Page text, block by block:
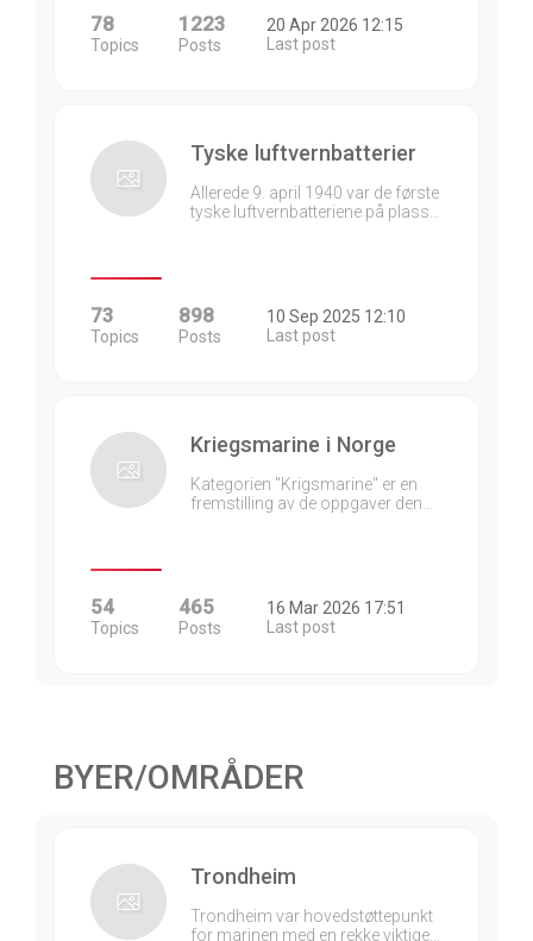
78
Topics
1223
Posts
20 Apr 2026 12:15
Last post
Tyske luftvernbatterier
Allerede 9. april 1940 var de første
tyske luftvernbatteriene på plass…
73
Topics
898
Posts
10 Sep 2025 12:10
Last post
Kriegsmarine i Norge
Kategorien "Krigsmarine" er en
fremstilling av de oppgaver den…
54
Topics
465
Posts
16 Mar 2026 17:51
Last post
BYER/OMRÅDER
Trondheim
Trondheim var hovedstøttepunkt
for marinen med en rekke viktige…